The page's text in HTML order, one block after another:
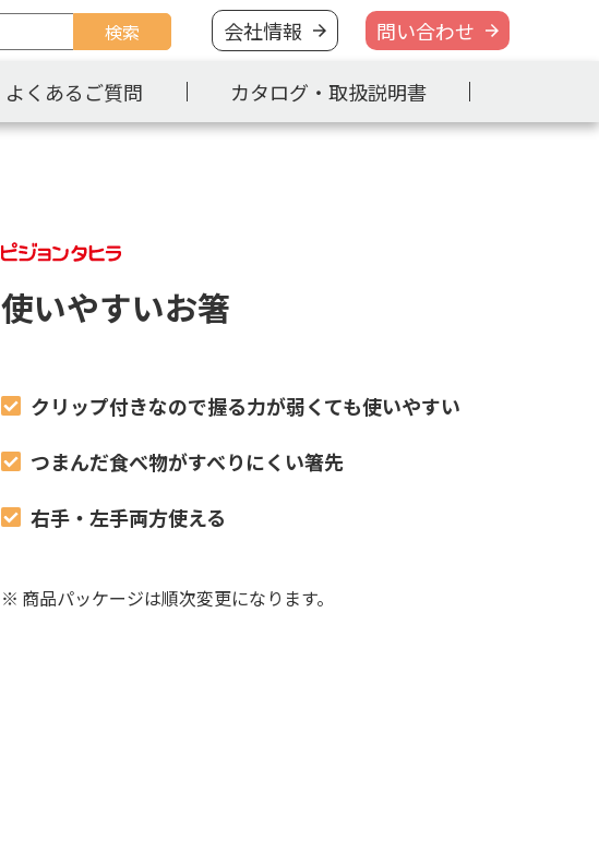
検索 会社情報 問い合わせ
よくあるご質問 カタログ・取扱説明書
使いやすいお箸
クリップ付きなので握る力が弱くても使いやすい
つまんだ食べ物がすべりにくい箸先
右手・左手両方使える
※ 商品パッケージは順次変更になります。